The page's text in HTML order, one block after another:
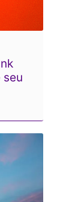
seu